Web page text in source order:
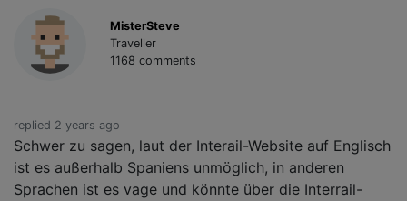
MisterSteve
Traveller
1168 comments
replied 2 years ago
Schwer zu sagen, laut der Interail-Website auf Englisch
ist es außerhalb Spaniens unmöglich, in anderen
Sprachen ist es vage und könnte über die Interrail-